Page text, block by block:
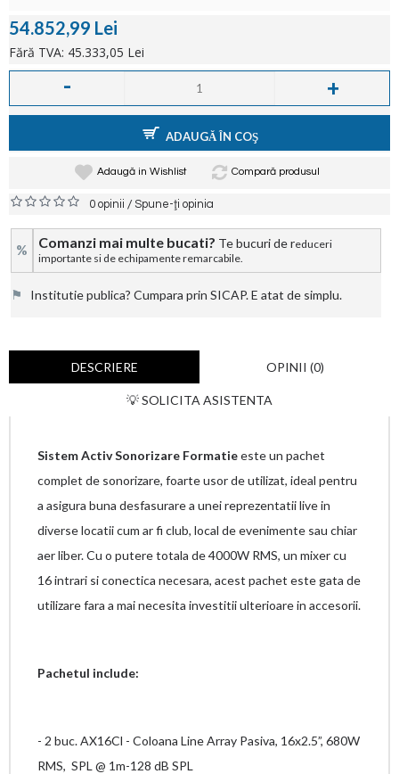
54.852,99 Lei
Fără TVA: 45.333,05 Lei
- +
ADAUGĂ ÎN COŞ
Adaugă in Wishlist Compară produsul
0 opinii /Spune-ţi opinia
% Comanzi mai multe bucati? Te bucuri de reduceri
importante si de echipamente remarcabile.
⚑ Institutie publica? Cumpara prin SICAP. E atat de simplu.
DESCRIERE OPINII (0)
💡 SOLICITA ASISTENTA
Sistem Activ Sonorizare Formatieeste un pachet
complet de sonorizare, foarte usor de utilizat, ideal pentru
a asigura buna desfasurare a unei reprezentatii live in
diverse locatii cum ar fi club, local de evenimente sau chiar
aer liber. Cu o putere totala de 4000W RMS, un mixer cu
16 intrari si conectica necesara, acest pachet este gata de
utilizare fara a mai necesita investitii ulterioare in accesorii.
Pachetul include:
- 2 buc. AX16Cl - Coloana Line Array Pasiva, 16x2.5”, 680W
RMS, SPL @ 1m-128 dB SPL